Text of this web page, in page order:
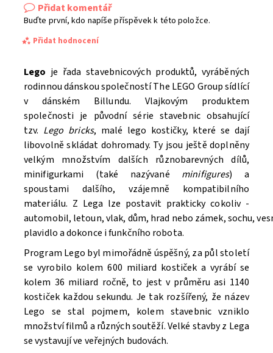
Přidat komentář
Buďte první, kdo napíše příspěvek k této položce.
Přidat hodnocení
Souhlasím seZpracováním osobních údajů.
Lego je řada stavebnicových produktů, vyráběných
rodinnou dánskou společností The LEGO Group sídlící
v dánském Billundu. Vlajkovým produktem
společnosti je původní série stavebnic obsahující
tzv. Lego bricks, malé lego kostičky, které se dají
libovolně skládat dohromady. Ty jsou ještě doplněny
velkým množstvím dalších různobarevných dílů,
minifigurkami (také nazývané minifigures) a
spoustami dalšího, vzájemně kompatibilního
materiálu. Z Lega lze postavit prakticky cokoliv -
automobil, letoun, vlak, dům, hrad nebo zámek, sochu,
plavidlo a dokonce i funkčního robota.
Program Lego byl mimořádně úspěšný, za půl století
se vyrobilo kolem 600 miliard kostiček a vyrábí se
kolem 36 miliard ročně, to jest v průměru asi 1140
kostiček každou sekundu. Je tak rozšířený, že název
Lego se stal pojmem, kolem stavebnic vzniklo
množství filmů a různých soutěží. Velké stavby z Lega
se vystavují ve veřejných budovách.